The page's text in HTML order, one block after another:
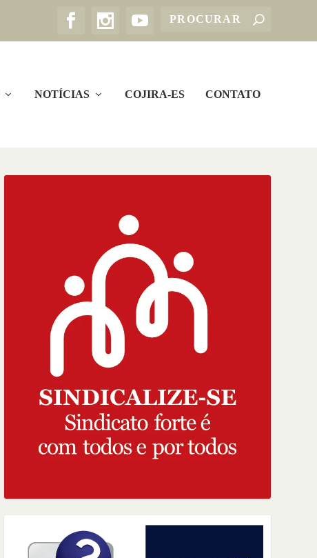
NOTÍCIAS COJIRA-ES CONTATO